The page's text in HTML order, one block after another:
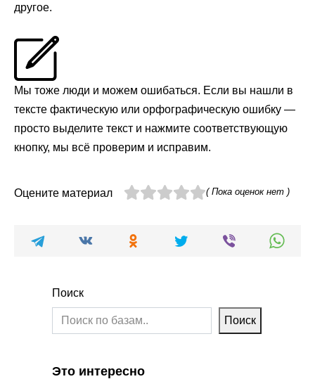
другое.
Мы тоже люди и можем ошибаться. Если вы нашли в
тексте фактическую или орфографическую ошибку —
просто выделите текст и нажмите соответствующую
кнопку, мы всё проверим и исправим.
Оцените материал ( Пока оценок нет )
Поиск
Поиск
Это интересно